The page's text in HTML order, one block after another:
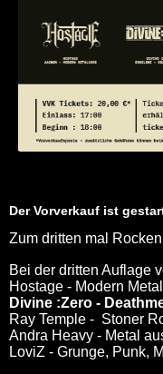
Der Vorverkauf ist
Zum dritten mal
Bei der dritten Auflage
Hostage - Modern
Divine :Zero -
Ray Temple - Stoner
Andra Heavy - Metal
LoviZ - Grunge, Punk,